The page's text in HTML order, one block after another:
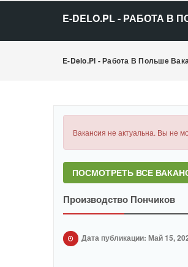
E-DELO.PL - РАБОТА В
E-Delo.pl - Работа В Польше
Вакансия не актуальна. Вы не
ПОСМОТРЕТЬ ВСЕ
Производство Пончиков
Дата публикации: Май 15,